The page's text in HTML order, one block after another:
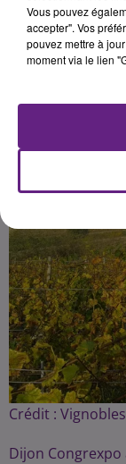
hôte
Publié : 28 juin
Crédit :
Dijon
Vous pouvez
accepter". Vos
pouvez mettre à
moment via le lien